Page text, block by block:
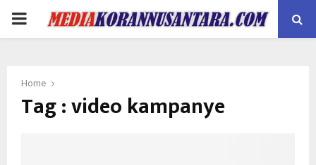
PRIMARY
Home
Tag : video kampanye